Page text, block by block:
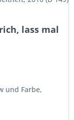
lass mal
und Farbe,